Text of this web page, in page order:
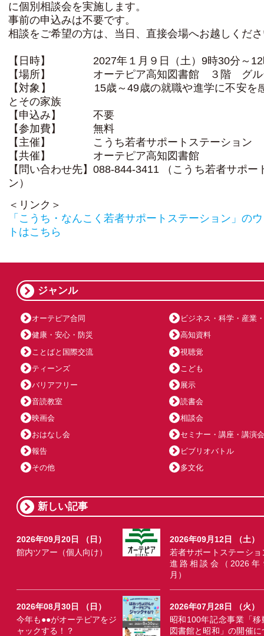
に個別相談会を実施します。
事前の申込みは不要です。
相談をご希望の方は、当日、直接会場へお越しくだ
【日時】 2027年１月９日（土）9時30分～12
【場所】 オーテピア高知図書館 ３階 グル
【対象】 15歳～49歳の就職や進学に不安を
とその家族
【申込み】 不要
【参加費】 無料
【主催】 こうち若者サポートステーション
【共催】 オーテピア高知図書館
【問い合わせ先】088-844-3411 （こうち若者サポー
ン）
＜リンク＞
「こうち・なんこく若者サポートステーション」の
トはこちら
ジャンル
オーテピア合同
ビジネス・科学・産業
健康・安心・防災
高知資料
ことばと国際交流
視聴覚
ティーンズ
こども
バリアフリー
展示
音読教室
読書会
映画会
相談会
おはなし会
セミナー・講座・講演会
報告
ビブリオバトル
その他
多文化
新しい記事
2026年09月20日 （日）
館内ツアー（個人向け）
2026年09月12日 （土）
若者サポートステーショ
進路相談会（2026年
月）
2026年08月30日 （日）
今年も●●がオーテピアをジ
ャックする！？
2026年07月28日 （火）
昭和100年記念事業「移
図書館と昭和」の開催に